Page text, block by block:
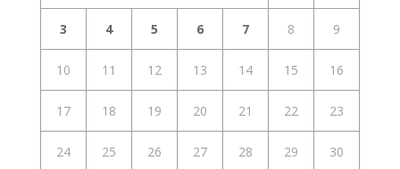
3 4 5 6 7 8 9
10 11 12 13 14 15 16
17 18 19 20 21 22 23
24 25 26 27 28 29 30